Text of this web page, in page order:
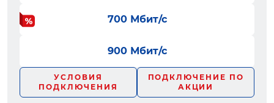
700 Мбит/с
900 Мбит/с
УСЛОВИЯ
ПОДКЛЮЧЕНИЯ
ПОДКЛЮЧЕНИЕ ПО
АКЦИИ